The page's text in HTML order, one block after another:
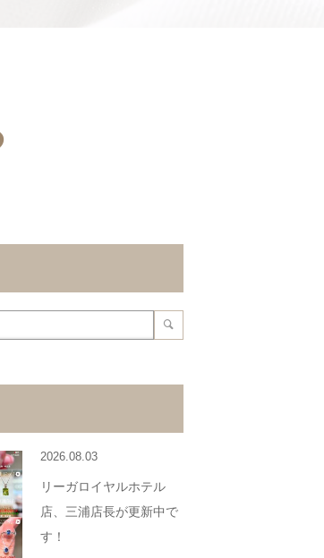
2026.08.03
リーガロイヤルホテル
店、三浦店長が更新中で
す！